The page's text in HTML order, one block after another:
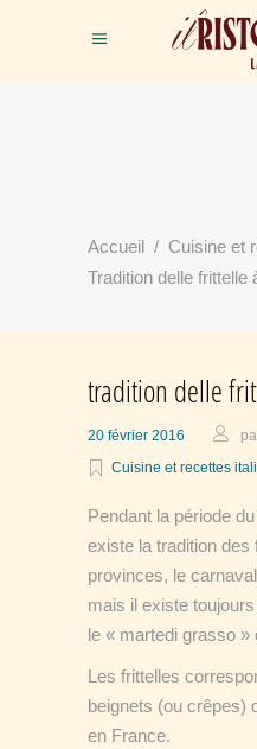
Accueil / Cuisine et
Tradition delle frittelle
tradition delle
20 février 2016
Cuisine et recettes
Pendant la période du
existe la tradition des
provinces, le
mais il existe
le « martedi grasso »
Les frittelles
beignets (ou crêpes)
en France.